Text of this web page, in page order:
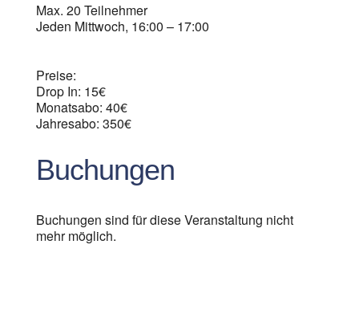
Max. 20 Teilnehmer
Jeden Mittwoch, 16:00 – 17:00
Preise:
Drop In: 15€
Monatsabo: 40€
Jahresabo: 350€
Buchungen
Buchungen sind für diese Veranstaltung nicht
mehr möglich.